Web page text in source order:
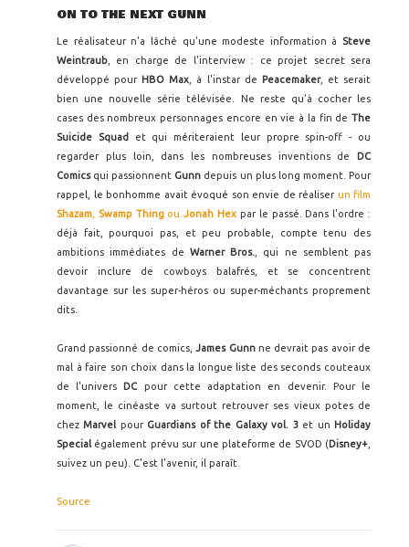
ON TO THE NEXT GUNN
Le réalisateur n'a lâché qu'une modeste information à Steve
Weintraub , en charge de l'interview : ce projet secret sera
développé pour HBO Max , à l'instar de Peacemaker, et serait
bien une nouvelle série télévisée. Ne reste qu'à cocher les
cases des nombreux personnages encore en vie à la fin de The
Suicide Squad
et qui mériteraient leur propre spin-off - ou
regarder plus loin, dans les nombreuses inventions de
DC
Comicsqui passionnent Gunn depuis un plus long moment. Pour
rappel, le bonhomme avait évoqué son envie de réaliser un film
Shazam
Swamp ThingouJonah Hex par le passé. Dans l'ordre :
déjà fait, pourquoi pas, et peu probable, compte tenu des
ambitions immédiates de Warner Bros. , qui ne semblent pas
devoir inclure de cowboys balafrés, et se concentrent
davantage sur les super-héros ou super-méchants proprement
dits.
Grand passionné de comics,James Gunnne devrait pas avoir de
mal à faire son choix dans la longue liste des seconds couteaux
de l'univers
DC pour cette adaptation en devenir. Pour le
moment, le cinéaste va surtout retrouver ses vieux potes de
chezMarvel pour Guardians of the Galaxy vol. 3et un Holiday
Special également prévu sur une plateforme de SVOD (Disney+
suivez un peu). C'est l'avenir, il paraît.
Source